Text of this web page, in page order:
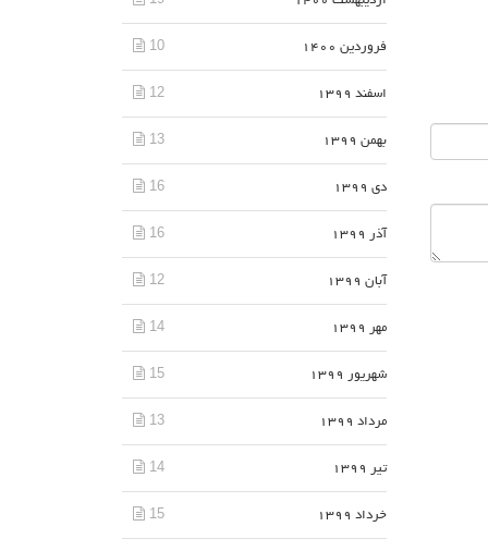
فروردین 1400 10
اسفند 1399 12
بهمن 1399 13
دی 1399 16
آذر 1399 16
آبان 1399 12
مهر 1399 14
شهریور 1399 15
مرداد 1399 13
تیر 1399 14
خرداد 1399 15